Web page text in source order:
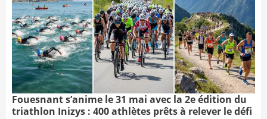
Fouesnant s’anime le 31 mai avec la 2e édition du
triathlon Inizys : 400 athlètes prêts à relever le défi